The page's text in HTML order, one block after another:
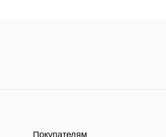
Покупателям